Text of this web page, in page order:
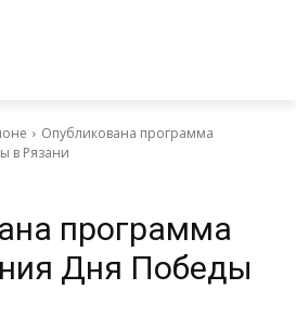
Опубликована программа
в Рязани
программа
Дня Победы